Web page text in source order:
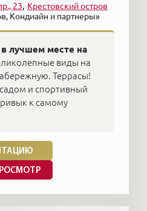
Кондиайн и партнеры»
23 Крестовский остров
лучшем месте на
виды на
Террасы!
и спортивный
к самому